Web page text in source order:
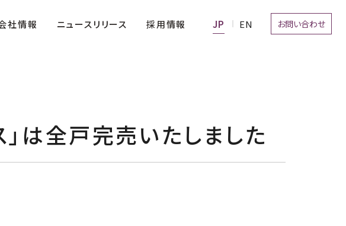
社情報 ニュースリリース 採用情報 お問い合わせ
は全戸完売いたしました